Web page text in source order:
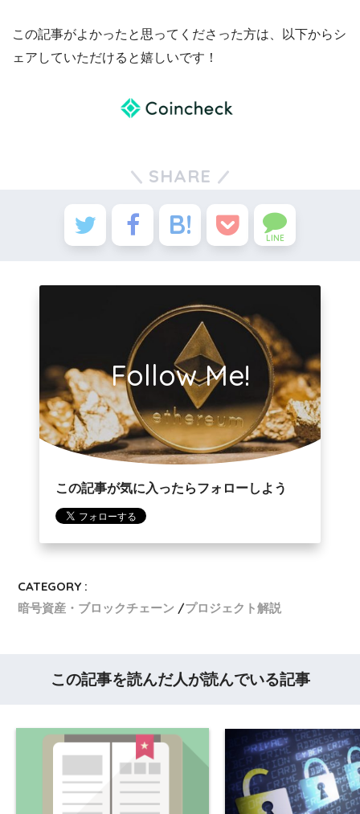
この記事がよかったと思ってくださった方は、以下からシ
ェアしていただけると嬉しいです！
SHARE
LINE
Follow Me!
この記事が気に入ったらフォローしよう
CATEGORY :
暗号資産・ブロックチェーン
プロジェクト解説
この記事を読んだ人が読んでいる記事